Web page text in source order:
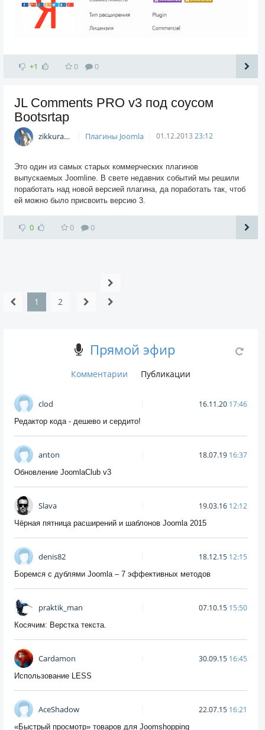
+1 0 0
JL Comments PRO v3 под соусом
Bootsrtap
zikkuratvk Плагины Joomla 01.12.2013 23:12
Это один из самых старых коммерческих плагинов
выпускаемых Joomline. В свете недавних событий мы решили
поработать над новой версией плагина, да поработать так, чтоб
ей можно было присвоить версию 3.
0 0 0
1 2
Прямой эфир
Комментарии Публикации
clod 16.11.20 17:46
Редактор кода - дешево и сердито!
anton 18.07.19 16:37
Обновление JoomlaClub v3
Slava 19.03.16 12:12
Чёрная пятница расширений и шаблонов Joomla 2015
denis82 18.12.15 12:15
Боремся с дублями Joomla – 7 эффективных методов
praktik_man 07.10.15 15:50
Косячим: Верстка текста.
Cardamon 30.09.15 16:45
Использование LESS
AceShadow 22.07.15 16:21
«Быстрый просмотр» товаров для Joomshopping